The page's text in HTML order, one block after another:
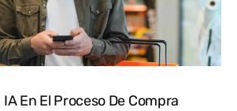
En El Proceso De Compra